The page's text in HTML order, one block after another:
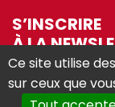
S’INSCRIRE
À LA
Ce site utilise
sur ceux que